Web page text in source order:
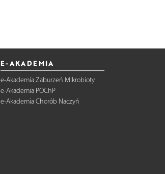
E-AKADEMIA
e-Akademia Zaburzeń Mikrobioty
e-Akademia POChP
e-Akademia Chorób Naczyń